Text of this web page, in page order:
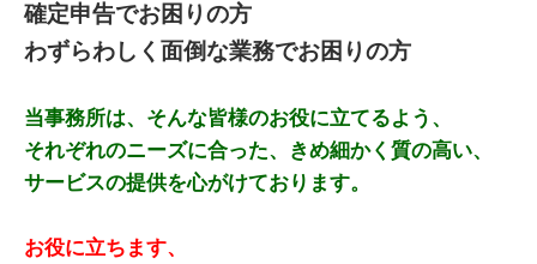
確定申告でお困りの方
わずらわしく面倒な業務でお困りの方
当事務所は、そんな皆様のお役に立てるよう、
それぞれのニーズに合った、きめ細かく質の高い、
サービスの提供を心がけております。
お役に立ちます、